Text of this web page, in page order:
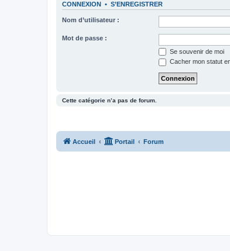
CONNEXION • S’ENREGISTRER
Nom d’utilisateur :
Mot de passe :
Se souvenir de moi
Cacher mon statut
Cette catégorie n’a pas de forum.
Accueil Portail Forum